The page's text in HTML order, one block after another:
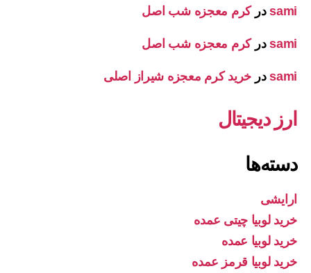
samiدرکرم معجزه شب اصل
samiدرکرم معجزه شب اصل
samiدر خرید کرم معجزه شیراز اصلی
ارز دیجیتال
دسته‌ها
ارایشی
خرید لوبیا چیتی عمده
خرید لوبیا عمده
خرید لوبیا قرمز عمده